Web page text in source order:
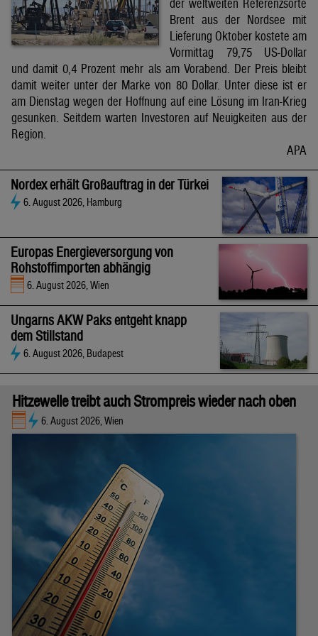
der weltweiten Referenzsorte
Brent aus der Nordsee mit
Lieferung Oktober kostete am
Vormittag 79,75 US-Dollar
und damit 0,4 Prozent mehr als am Vorabend. Der Preis bleibt
damit weiter unter der Marke von 80 Dollar. Unter diese ist er
am Dienstag wegen der Hoffnung auf eine Lösung im Iran-Krieg
gesunken. Seitdem warten Investoren auf Neuigkeiten aus der
Region.
APA
Nordex erhält Großauftrag in der Türkei
6. August 2026, Hamburg
Europas Energieversorgung von
Rohstoffimporten abhängig
6. August 2026, Wien
Ungarns AKW Paks entgeht knapp
dem Stillstand
6. August 2026, Budapest
Hitzewelle treibt auch Strompreis wieder nach oben
6. August 2026, Wien